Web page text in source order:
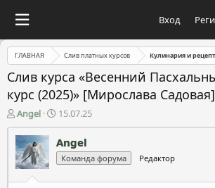
Вход
ГЛАВНАЯ Слив платных курсов Кулинария и
Слив курса «Весенний
курс (2025)» [Мирослава
А
в
т
о
р
Angel
Д
а
т
а
н
15.07.25
Angel
Команда форума Редактор